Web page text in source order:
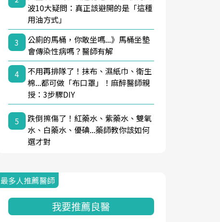
波10大疑問：真正該避開的是「這種
用油方式」
3
公廁的馬桶，你敢坐嗎...》馬桶坐墊
會傳染性病嗎？醫師有解
4
不用再排隊了！抹布、濕紙巾、衛生
棉...都可做「布口罩」！麻醉醫師親
授：3步驟DIY
5
跌倒擦傷了！紅藥水、紫藥水、雙氧
水、白藥水、優碘...藥師教你該如何
選才對
最多人推薦醫師
我要推薦良醫